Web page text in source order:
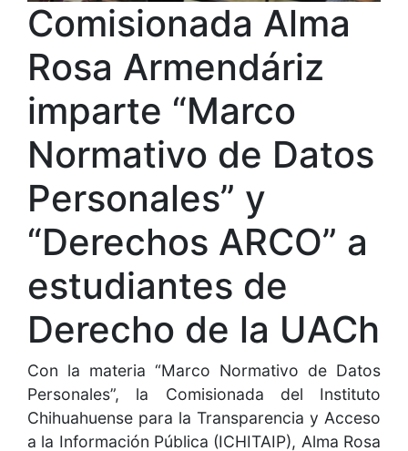
Comisionada Alma
Rosa Armendáriz
imparte “Marco
Normativo de Datos
Personales” y
“Derechos ARCO” a
estudiantes de
Derecho de la UACh
Con la materia “Marco Normativo de Datos
Personales”, la Comisionada del Instituto
Chihuahuense para la Transparencia y Acceso
a la Información Pública (ICHITAIP), Alma Rosa